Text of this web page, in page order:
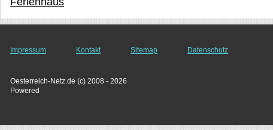
Impressum Kontakt Sitemap Datenschutz
Oesterreich-Netz.de (c) 2008 - 2026
Powered